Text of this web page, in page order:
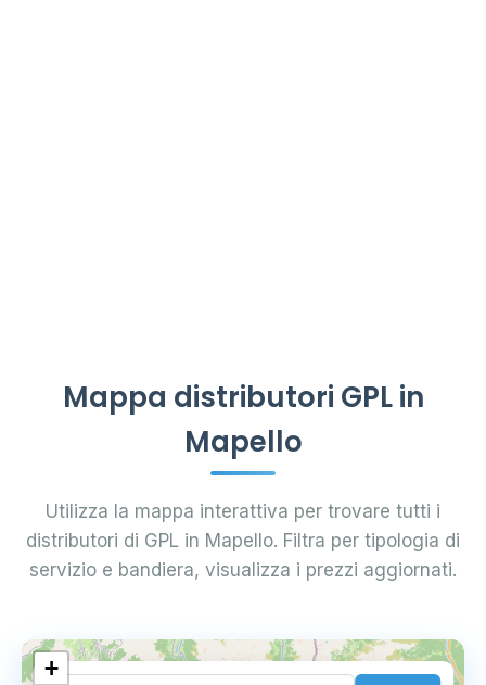
Mappa distributori GPL in
Mapello
Utilizza la mappa interattiva per trovare tutti i
distributori di GPL in Mapello. Filtra per tipologia di
servizio e bandiera, visualizza i prezzi aggiornati.
+